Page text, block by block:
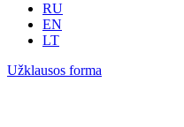
RU
EN
LT
Užklausos forma